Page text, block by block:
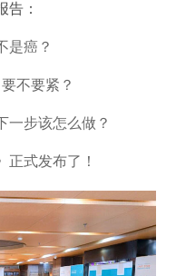
告：
是癌？
不要紧？
一步该怎么做？
正式发布了！